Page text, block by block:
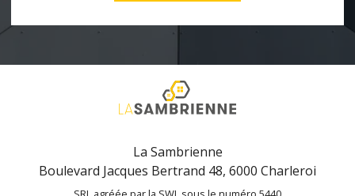
La Sambrienne
Boulevard Jacques Bertrand 48, 6000 Charleroi